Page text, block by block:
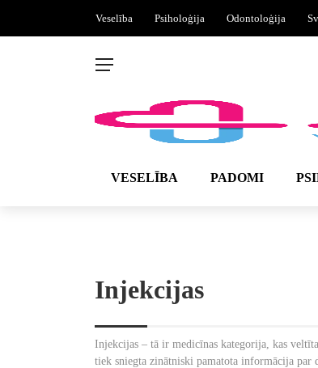
Veselība Psiholoģija Odontoloģija
VESELĪBA PADOMI
Injekcijas
Injekcijas – tā ir medicīnas kategorija, kas
tiek sniegta zinātniski pamatota informācija